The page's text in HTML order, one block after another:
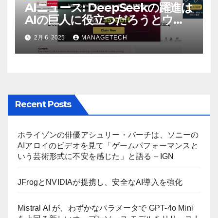
AIニュース: DeepSeekの躍進は
AIの巨人に役立つだろうとウォ
ール街のアナリストが語る –
The Economic Times
2月 6, 2025 MANAGETECH
Recent Posts
ホライゾンの俳優アシュリー・バーチは、ソニーの
AIアロイのビデオを見て「ゲームパフォーマンスと
いう芸術形式に不安を感じた」と語る – IGN
JFrogとNVIDIAが提携し、安全なAI導入を強化
Mistral AI が、わずかなパラメータで GPT-4o Mini